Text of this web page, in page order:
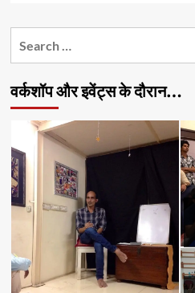
हसरत
शेर
वर्कशॉप और इवेंट्स के दौरान…